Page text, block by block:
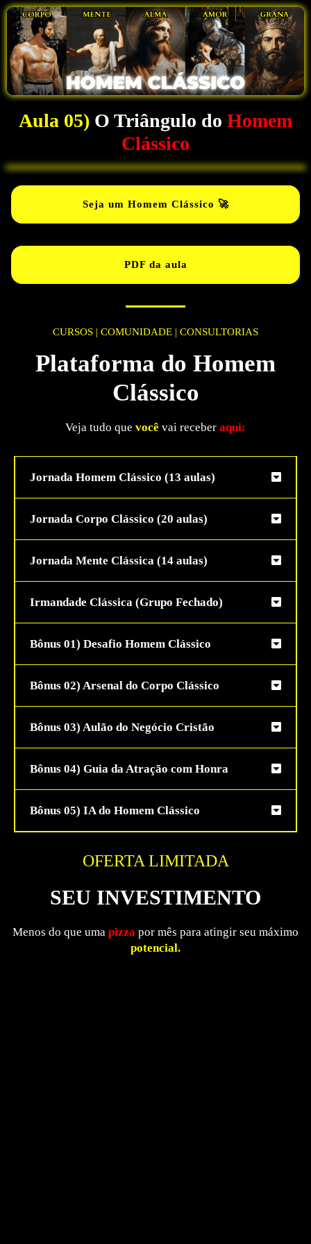
Aula 05) O Triângulo do Homem
Clássico
Seja um Homem Clássico 🚀
PDF da aula
CURSOS | COMUNIDADE | CONSULTORIAS
Plataforma do Homem
Clássico
Veja tudo que você vai receber aqui:
Jornada Homem Clássico (13 aulas)
Jornada Corpo Clássico (20 aulas)
Jornada Mente Clássica (14 aulas)
Irmandade Clássica (Grupo Fechado)
Bônus 01) Desafio Homem Clássico
Bônus 02) Arsenal do Corpo Clássico
Bônus 03) Aulão do Negócio Cristão
Bônus 04) Guia da Atração com Honra
Bônus 05) IA do Homem Clássico
OFERTA LIMITADA
SEU INVESTIMENTO
Menos do que uma pizza por mês para atingir seu máximo
potencial.